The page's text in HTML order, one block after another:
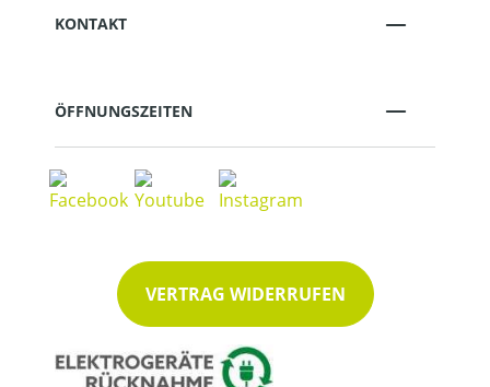
KONTAKT
ÖFFNUNGSZEITEN
VERTRAG WIDERRUFEN